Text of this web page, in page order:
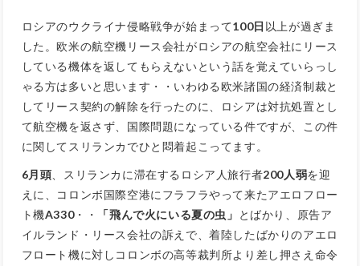
ロシアのウクライナ侵略戦争が始まって100日 以上が過ぎま
した。欧米の航空機リース会社がロシアの航空会社にリース
している機体を返してもらえないという話を覚えていらっし
ゃる方は多いと思います・・いわゆる欧米諸国の経済制裁と
してリース契約の解除を行ったのに、ロシアは対抗処置とし
て航空機を返さず、国際問題になっている件ですが、この件
に関してスリランカでひと悶着起こってます。
6月頭 、スリランカに滞在するロシア人旅行者200人弱を迎
えに、コロンボ国際空港にフラフラやって来たアエロフロー
ト機A330・・ 「飛んで火にいる夏の虫」 とばかり、原告ア
イルランド・リース会社の訴えで、着陸したばかりのアエロ
フロート機に対しコロンボの高等裁判所より差し押さえ命令